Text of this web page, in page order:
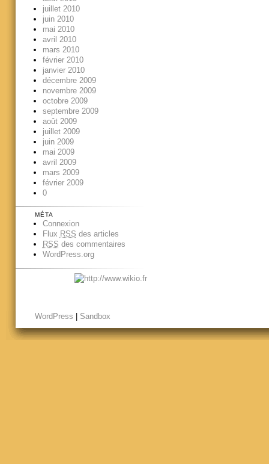
juillet 2010
juin 2010
mai 2010
avril 2010
mars 2010
février 2010
janvier 2010
décembre 2009
novembre 2009
octobre 2009
septembre 2009
août 2009
juillet 2009
juin 2009
mai 2009
avril 2009
mars 2009
février 2009
0
MÉTA
Connexion
Flux RSS des articles
RSS des commentaires
WordPress.org
WordPress Sandbox